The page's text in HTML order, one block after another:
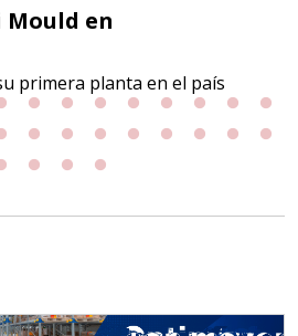
en
primera planta en el país